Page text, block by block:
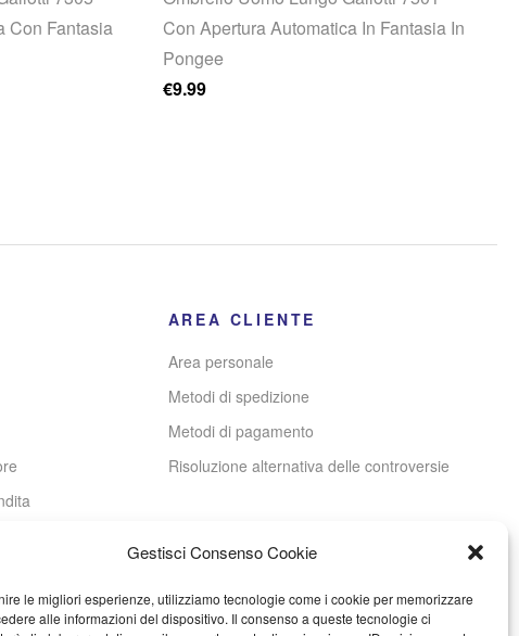
Gestisci Consenso Cookie
le migliori esperienze, utilizziamo tecnologie come i cookie per memorizzare
alle informazioni del dispositivo. Il consenso a queste tecnologie ci
Con Fantasia
Con Apertura Automatica In Fantasia In
Pongee
€9.99
AREA CLIENTE
Area personale
Metodi di spedizione
Metodi di pagamento
Risoluzione alternativa delle controversie